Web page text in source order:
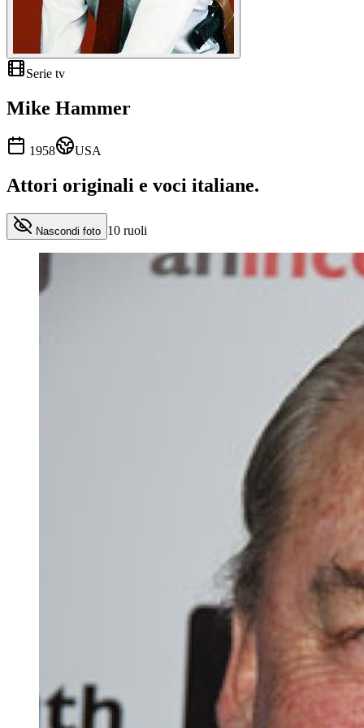
Serie tv
Mike Hammer
1958 USA
Attori originali e voci italiane.
Nascondi foto 10 ruoli